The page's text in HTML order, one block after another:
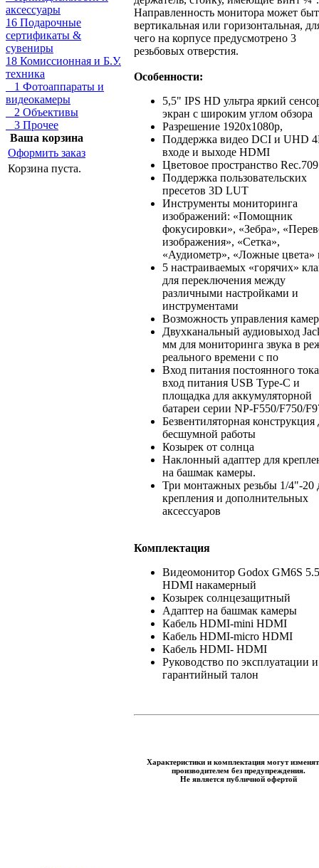
аксессуары
16 Подарочные
сертификаты &
сувениры
18 Комиссионная и Б.У.
техника
1 Фотоаппараты и
видеокамеры
2 Объективы
3 Прочее
Ваша корзина
Оформить заказ
Корзина пуста.
Направленность монитора может
вертикальная или горизонтальная,
чего на корпусе предусмотрено 3
резьбовых отверстия.
Особенности:
5,5" IPS HD ультра яркий
экран с широким углом обзора
Разрешение 1920х1080p,
Поддержка видео DCI и UHD
входе и выходе HDMI
Цветовое пространство Rec.709
Поддержка пользовательских
пресетов 3D LUT
Инструменты мониторинга
изображений: «Помощник
фокусировки», «Зебра»,
изображения», «Сетка»,
«Аудиометр», «Ложные цвета»
5 настраиваемых «горячих»
для переключения между
различными настройками и
инструментами
Возможность управления
Двухканальный аудиовыход
мм для мониторинга звука в
реального времени с по
Вход питания постоянного
вход питания USB Type-C и
площадка для аккумуляторной
батареи серии NP-F550/F750/
Безвентиляторная конструкция
бесшумной работы
Козырек от солнца
Наклонный адаптер для
на башмак камеры.
Три монтажных резьбы 1/4"-20
крепления и дополнительных
аксессуаров
Комплектация
Видеомонитор Godox GM6S
HDMI накамерный
Козырек солнцезащитный
Адаптер на башмак камеры
Кабель HDMI-mini HDMI
Кабель HDMI-micro HDMI
Кабель HDMI- HDMI
Руководство по эксплуатации и
гарантийный талон
Характеристики и комплектация могут
производителем без предупреждения.
Не является публичной офертой